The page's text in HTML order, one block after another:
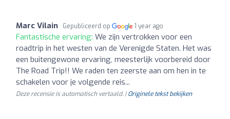
Marc Vilain Gepubliceerd op 1 year ago
Fantastische ervaring: We zijn vertrokken voor een
roadtrip in het westen van de Verenigde Staten. Het was
een buitengewone ervaring, meesterlijk voorbereid door
The Road Trip!! We raden ten zeerste aan om hen in te
schakelen voor je volgende reis...
Deze recensie is automatisch vertaald. |Originele tekst bekijken